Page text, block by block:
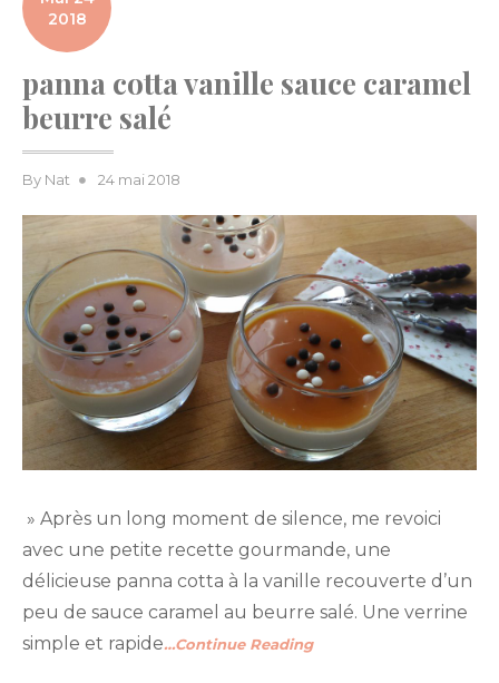
2018
panna cotta vanille sauce caramel
beurre salé
By Nat
Posted
24 mai 2018
» Après un long moment de silence, me revoici
avec une petite recette gourmande, une
délicieuse panna cotta à la vanille recouverte d’un
peu de sauce caramel au beurre salé. Une verrine
simple et rapide…Continue Reading